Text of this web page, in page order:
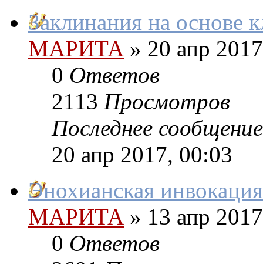
Заклинания на основе
МАРИТА » 20 апр
0 Ответов
2113 Просмотров
Последнее сообщение
20 апр 2017, 00:03
Энохианская
МАРИТА » 13 апр
0 Ответов